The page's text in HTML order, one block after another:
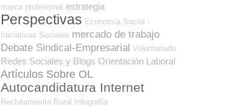
marca profesional estrategia
Perspectivas Economía Social -
Iniciativas Sociales mercado de trabajo
Debate Sindical-Empresarial Voluntariado
Redes Sociales y Blogs Orientación Laboral
Artículos Sobre OL
Autocandidatura Internet
Reclutamiento Rural Infografía